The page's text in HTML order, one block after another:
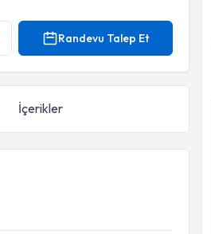
Randevu Talep Et
İçerikler